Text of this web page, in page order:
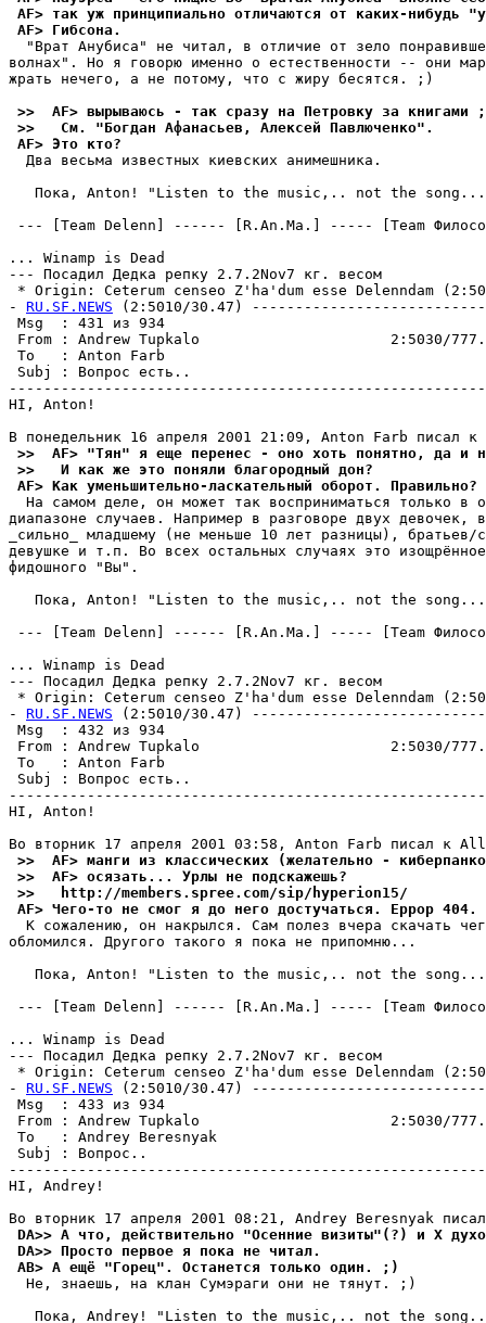
AF> так уж принципиально отличаются от каких-нибудь
AF> Гибсона.
"Врат Анубиса" не читал, в отличие от зело
волнах". Но я говорю именно о естественности -- они
жрать нечего, а не потому, что с жиру бесятся. ;)
>>  AF> вырываюсь - так сразу на Петровку за книгами
>>   См. "Богдан Афанасьев, Алексей Павлюченко".
AF> Это кто?
  Два весьма известных киевских анимешника.
Пока, Anton! "Listen to the music,.. not the
--- [Team Delenn] ------ [R.An.Ma.] ----- [Team
... Winamp is Dead
--- Посадил Дедка репку 2.7.2Nov7 кг. весом
* Origin: Ceterum censeo Z'ha'dum esse Delenndam
- RU.SF.NEWS (2:5010/30.47)
Msg  : 431
From : Andrew Tupkalo                      2:5030/
To   : Anton Farb
Subj : Вопрос
HI, Anton!
>>  AF> "Тян" я еще перенес - оно хоть понятно, да и
>>   И как же это поняли благородный дон?
AF> Как уменьшительно-ласкательный оборот. Правильно?
На самом деле, он может так воспpиниматься только в
диапазоне случаев. Например в разговоре двух девочек,
_сильно_ младшему (не меньше 10 лет разницы), бpатьев/
девушке и т.п. Во всех остальных случаях это
фидошного "Вы".
Пока, Anton! "Listen to the music,.. not the
--- [Team Delenn] ------ [R.An.Ma.] ----- [Team
... Winamp is Dead
--- Посадил Дедка репку 2.7.2Nov7 кг. весом
* Origin: Ceterum censeo Z'ha'dum esse Delenndam
- RU.SF.NEWS (2:5010/30.47)
Msg  : 432
From : Andrew Tupkalo                      2:5030/
To   : Anton Farb
Subj : Вопрос
HI, Anton!
>>  AF> манги из классических (желательно -
>>  AF> осязать... Урлы не подскажешь?
>>   http://members.spree.com/sip/hyperion15/
AF> Чего-то не смог я до него достучаться. Еррор 404.
К сожалению, он накpылся. Сам полез вчера скачать
обломился. Другого такого я пока не пpипомню...
Пока, Anton! "Listen to the music,.. not the
--- [Team Delenn] ------ [R.An.Ma.] ----- [Team
... Winamp is Dead
--- Посадил Дедка репку 2.7.2Nov7 кг. весом
* Origin: Ceterum censeo Z'ha'dum esse Delenndam
- RU.SF.NEWS (2:5010/30.47)
Msg  : 433
From : Andrew Tupkalo                      2:5030/
To   : Andrey Beresnyak
Subj :
HI, Andrey!
DA>> А что, действительно "Осенние визиты"(?) и X
DA>> Просто первое я пока не читал.
AB> А ещё "Горец". Останется только один. ;)
  Не, знаешь, на клан Сумэраги они не тянут. ;)
Пока, Andrey! "Listen to the music,.. not the